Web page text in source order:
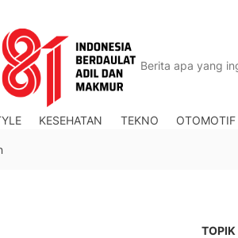
KESEHATAN TEKNO OTOMOTIF
TOPIK